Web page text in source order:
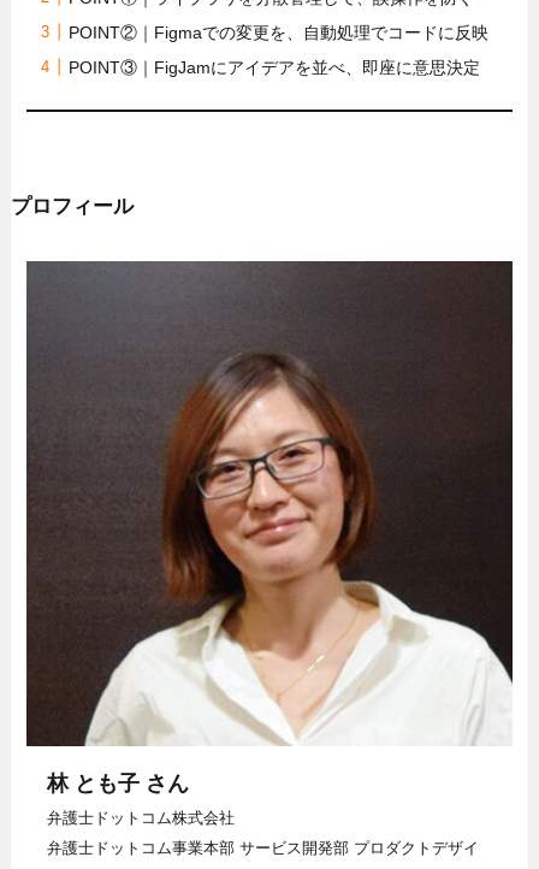
POINT②｜Figmaでの変更を、自動処理でコードに反映
POINT③｜FigJamにアイデアを並べ、即座に意思決定
プロフィール
林 とも子 さん
弁護士ドットコム株式会社
弁護士ドットコム事業本部 サービス開発部 プロダクトデザイ